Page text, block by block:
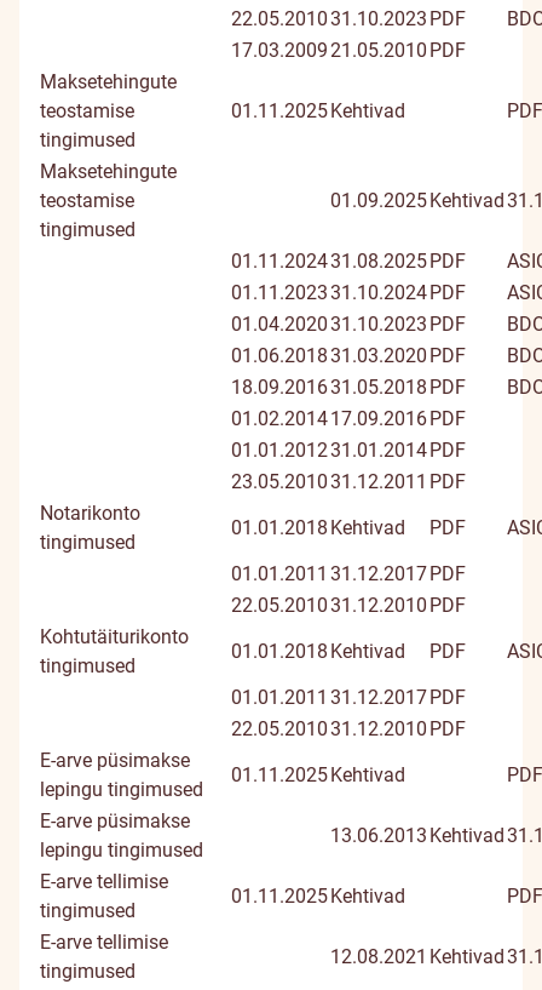
22.05.201031.10.2023 PDF
17.03.200921.05.2010 PDF
Maksetehingute
teostamise
tingimused
01.11.2025Kehtivad PDF
Maksetehingute
teostamise
tingimused
01.09.2025Kehtivad
01.11.202431.08.2025PDF
01.11.202331.10.2024PDF
01.04.202031.10.2023 PDF
01.06.201831.03.2020 PDF
18.09.201631.05.2018 PDF
01.02.201417.09.2016PDF
01.01.201231.01.2014PDF
23.05.201031.12.2011 PDF
Notarikonto
tingimused
01.01.2018 Kehtivad PDF
01.01.2011 31.12.2017PDF
22.05.201031.12.2010 PDF
Kohtutäiturikonto
tingimused
01.01.2018 Kehtivad PDF
01.01.2011 31.12.2017PDF
22.05.201031.12.2010 PDF
E-arve püsimakse
lepingu tingimused
01.11.2025Kehtivad
PDF
E-arve püsimakse
lepingu tingimused
13.06.2013 Kehtivad
E-arve tellimise
tingimused
01.11.2025Kehtivad
PDF
E-arve tellimise
tingimused
12.08.2021 Kehtivad